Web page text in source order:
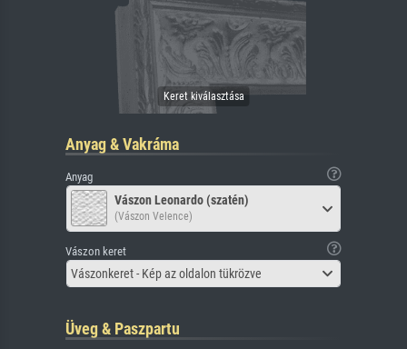
Anyag & Vakráma
Anyag
Vászon Leonardo (szatén)
(Vászon Velence)
Vászon keret
Vászonkeret - Kép az oldalon tükrözve
Üveg & Paszpartu